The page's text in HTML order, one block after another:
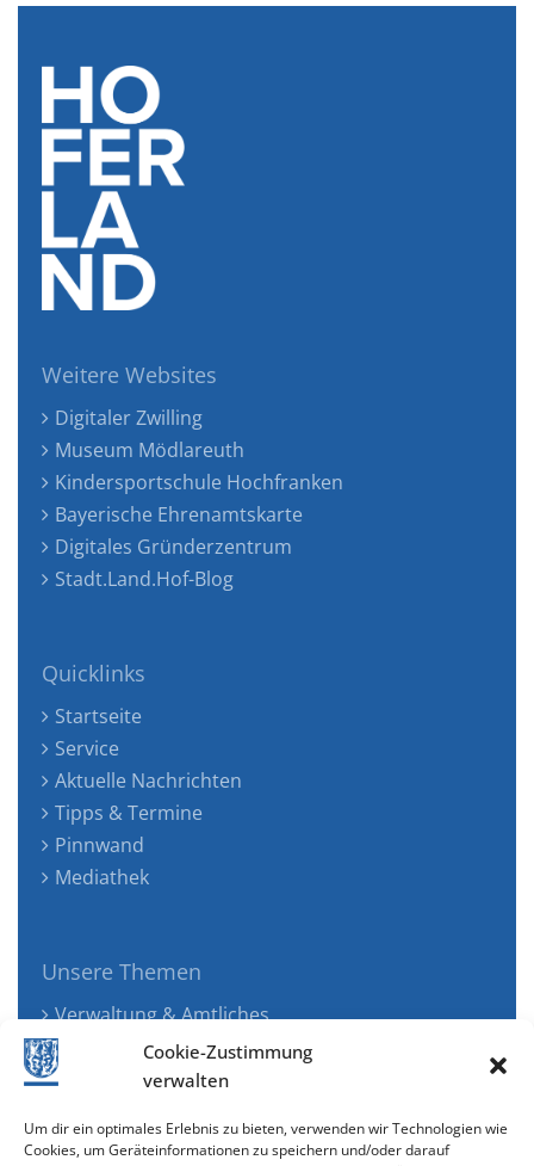
Cookie-Zustimmung
verwalten
Um dir ein optimales Erlebnis zu bieten, verwenden wir Technologien wie
Cookies, um Geräteinformationen zu speichern und/oder darauf
Weitere Websites
Digitaler Zwilling
Museum Mödlareuth
Kindersportschule Hochfranken
Bayerische Ehrenamtskarte
Digitales Gründerzentrum
Stadt.Land.Hof-Blog
Quicklinks
Startseite
Service
Aktuelle Nachrichten
Tipps & Termine
Pinnwand
Mediathek
Unsere Themen
Verwaltung & Amtliches
Jugend, Familie & Gesundheit
Tourismus, Freizeit & Ökologie
Wirtschaft & Verkehr